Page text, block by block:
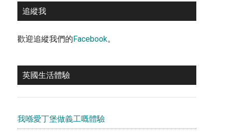
追縱我
歡迎追縱我們的Facebook。
英國生活體驗
我喺愛丁堡做義工嘅體驗